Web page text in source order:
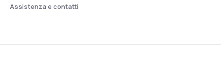
Assistenza e contatti